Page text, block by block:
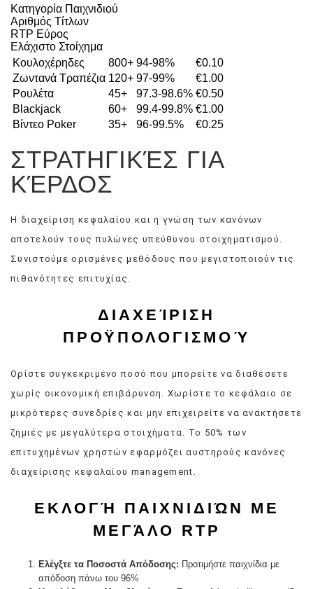
Κατηγορία Παιχνιδιού
Αριθμός Τίτλων
RTP Εύρος
Ελάχιστο Στοίχημα
Κουλοχέρηδες
800+ 94-98%
€0.10
Ζωντανά Τραπέζια 120+ 97-99%
€1.00
Ρουλέτα
45+ 97.3-98.6% €0.50
Blackjack
60+ 99.4-99.8% €1.00
Βίντεο Poker
35+ 96-99.5% €0.25
ΣΤΡΑΤΗΓΙΚΈΣ ΓΙΑ
ΚΈΡΔΟΣ
Η διαχείριση κεφαλαίου και η γνώση των κανόνων
αποτελούν τους πυλώνες υπεύθυνου στοιχηματισμού.
Συνιστούμε ορισμένες μεθόδους που μεγιστοποιούν τις
πιθανότητες επιτυχίας.
ΔΙΑΧΕΊΡΙΣΗ
ΠΡΟΫΠΟΛΟΓΙΣΜΟΎ
Ορίστε συγκεκριμένο ποσό που μπορείτε να διαθέσετε
χωρίς οικονομική επιβάρυνση. Χωρίστε το κεφάλαιο σε
μικρότερες συνεδρίες και μην επιχειρείτε να ανακτήσετε
ζημιές με μεγαλύτερα στοιχήματα. Το 50% των
επιτυχημένων χρηστών εφαρμόζει αυστηρούς κανόνες
διαχείρισης κεφαλαίου management.
ΕΚΛΟΓΉ ΠΑΙΧΝΙΔΙΏΝ ΜΕ
ΜΕΓΆΛΟ RTP
Ελέγξτε τα Ποσοστά Απόδοσης: Προτιμήστε παιχνίδια με
απόδοση πάνω του 96%